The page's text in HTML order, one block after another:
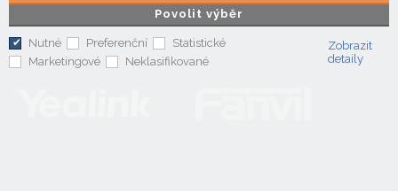
Povolit výběr
Nutné Preferenční
Statistické
Marketingové
Neklasifikované
Zobrazit
detaily